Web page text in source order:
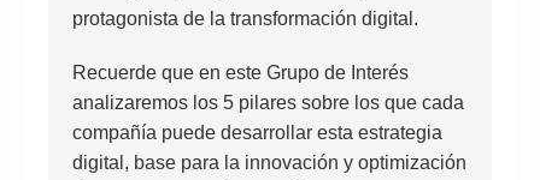
protagonista de la transformación digital.
Recuerde que en este Grupo de Interés
analizaremos los 5 pilares sobre los que cada
compañía puede desarrollar esta estrategia
digital, base para la innovación y optimización